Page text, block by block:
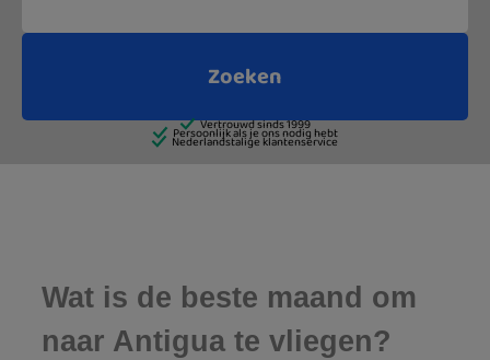
Wat is de beste maand om
naar Antigua te vliegen?